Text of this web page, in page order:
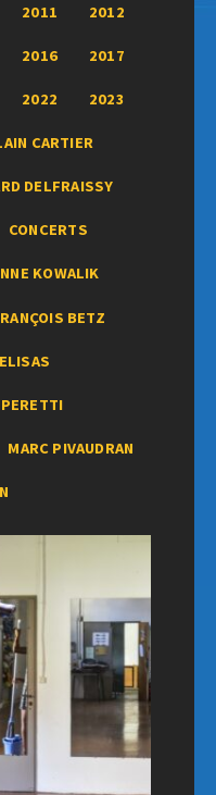
2011 2012
2016 2017
2022 2023
CARTIER
DELFRAISSY
CONCERTS
KOWALIK
BETZ
MARC PIVAUDRAN